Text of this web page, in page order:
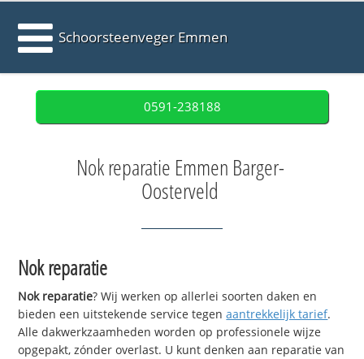
Schoorsteenveger Emmen
0591-238188
Nok reparatie Emmen Barger-
Oosterveld
Nok reparatie
Nok reparatie? Wij werken op allerlei soorten daken en
bieden een uitstekende service tegenaantrekkelijk tarief.
Alle dakwerkzaamheden worden op professionele wijze
opgepakt, zónder overlast. U kunt denken aan reparatie van